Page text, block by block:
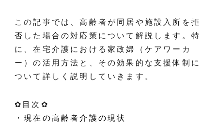
この記事では、高齢者が同居や施設入所を拒
否した場合の対応策について解説します。特
に、在宅介護における家政婦（ケアワーカ
ー）の活用方法と、その効果的な支援体制に
ついて詳しく説明していきます。
✿目次✿
・現在の高齢者介護の現状